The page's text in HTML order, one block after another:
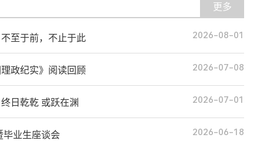
更多
至于前，不止于此 2026-08-01
政纪实》阅读回顾 2026-07-08
日乾乾 或跃在渊 2026-07-01
毕业生座谈会 2026-06-18